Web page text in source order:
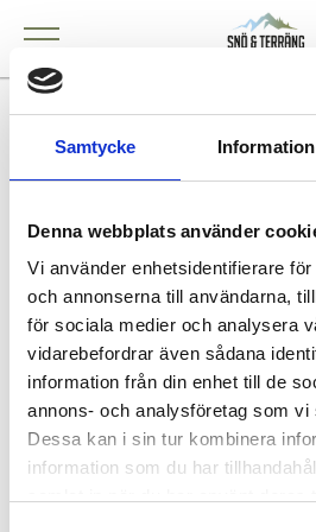
Samtycke Information
Denna webbplats använder
Vi använder enhetsidentifierare
och annonserna till användarna,
för sociala medier och analysera
vidarebefordrar även sådana
information från din enhet till de
annons- och analysföretag som vi
Dessa kan i sin tur kombinera
information som du har
Axima AB, Veddige
Veddige
Köpa och äga terrängfordon
Köpa och äga terrängfordon
Fordonstyper snöskotrar
Fordonstyper fyrhjulingar